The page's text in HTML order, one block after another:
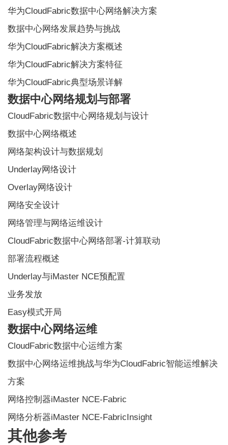
华为CloudFabric数据中心网络解决方案
数据中心网络发展趋势与挑战
华为CloudFabric解决方案概述
华为CloudFabric解决方案特征
华为CloudFabric典型场景详解
数据中心网络规划与部署
CloudFabric数据中心网络规划与设计
数据中心网络概述
网络架构设计与数据规划
Underlay网络设计
Overlay网络设计
网络安全设计
网络管理与网络运维设计
CloudFabric数据中心网络部署-计算联动
部署流程概述
Underlay与iMaster NCE预配置
业务发放
Easy模式开局
数据中心网络运维
CloudFabric数据中心运维方案
数据中心网络运维挑战与华为CloudFabric智能运维解决
方案
网络控制器iMaster NCE-Fabric
网络分析器iMaster NCE-FabricInsight
其他参考